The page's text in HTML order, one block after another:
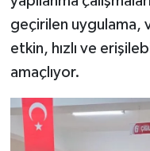
geçirilen uygulama,
etkin, hızlı ve
amaçlıyor.